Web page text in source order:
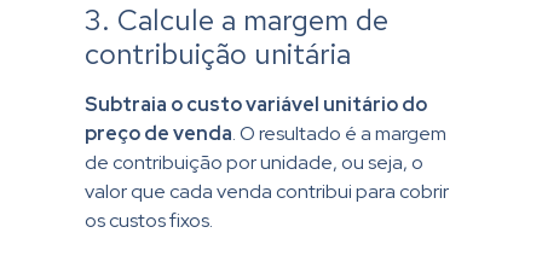
3. Calcule a margem de
contribuição unitária
Subtraia o custo variável unitário do
preço de venda. O resultado é a margem
de contribuição por unidade, ou seja, o
valor que cada venda contribui para cobrir
os custos fixos.